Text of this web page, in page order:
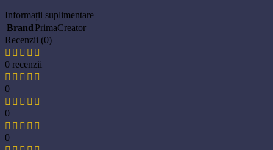
Informații suplimentare
Brand PrimaCreator
Recenzii (0)
0 recenzii
0
0
0